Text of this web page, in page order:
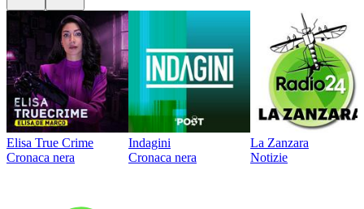
Elisa True Crime
Cronaca nera
Indagini
Cronaca nera
La Zanzara
Notizie